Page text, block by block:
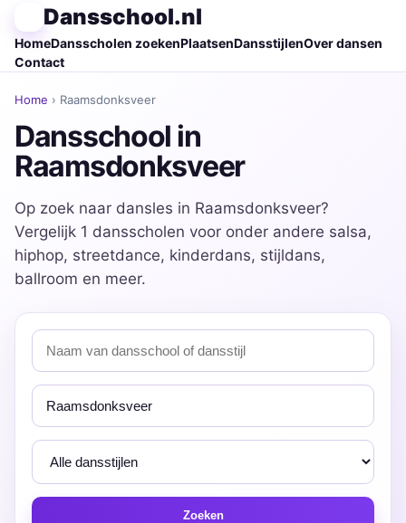
Dansschool.nl
HomeDansscholen zoekenPlaatsenDansstijlenOver dansen
Contact
Home › Raamsdonksveer
Dansschool in
Raamsdonksveer
Op zoek naar dansles in Raamsdonksveer?
Vergelijk 1 dansscholen voor onder andere salsa,
hiphop, streetdance, kinderdans, stijldans,
ballroom en meer.
Zoeken